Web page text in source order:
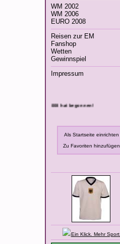
WM 2002
WM 2006
EURO 2008
Reisen zur EM
Fanshop
Wetten
Gewinnspiel
Impressum
Die Fußball-EM 2008 hat begonnen!
Als Startseite einrichten
Zu Favoriten hinzufügen
Ein Klick. Mehr Sport.